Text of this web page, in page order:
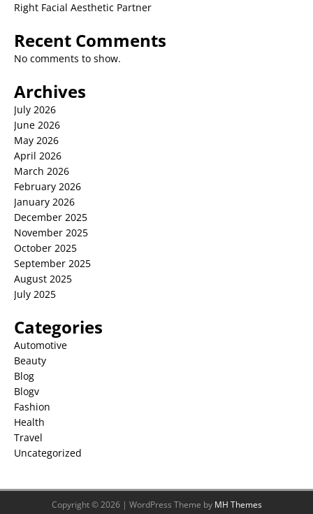
Right Facial Aesthetic Partner
Recent Comments
No comments to show.
Archives
July 2026
June 2026
May 2026
April 2026
March 2026
February 2026
January 2026
December 2025
November 2025
October 2025
September 2025
August 2025
July 2025
Categories
Automotive
Beauty
Blog
Blogv
Fashion
Health
Travel
Uncategorized
Copyright © 2026 | WordPress Theme by MH Themes